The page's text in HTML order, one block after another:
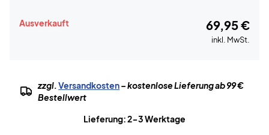
Ausverkauft 69,95 €
inkl. MwSt.
zzgl.Versandkosten– kostenlose Lieferung ab 99 €
Bestellwert
Lieferung: 2-3 Werktage